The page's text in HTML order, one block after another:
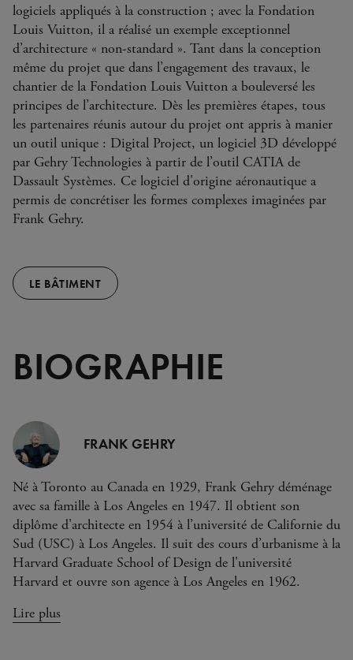
logiciels appliqués à la construction ; avec la Fondation
Louis Vuitton, il a réalisé un exemple exceptionnel
d’architecture « non-standard ». Tant dans la conception
même du projet que dans l’engagement des travaux, le
chantier de la Fondation Louis Vuitton a bouleversé les
principes de l’architecture. Dès les premières étapes, tous
les partenaires réunis autour du projet ont appris à manier
un outil unique : Digital Project, un logiciel 3D développé
par Gehry Technologies à partir de l’outil CATIA de
Dassault Systèmes. Ce logiciel d'origine aéronautique a
permis de concrétiser les formes complexes imaginées par
Frank Gehry.
LE BÂTIMENT
BIOGRAPHIE
FRANK GEHRY
Né à Toronto au Canada en 1929, Frank Gehry déménage
avec sa famille à Los Angeles en 1947. Il obtient son
diplôme d'architecte en 1954 à l’université de Californie du
Sud (USC) à Los Angeles. Il suit des cours d’urbanisme à la
Harvard Graduate School of Design de l'université
Harvard et ouvre son agence à Los Angeles en 1962.
Lire plus